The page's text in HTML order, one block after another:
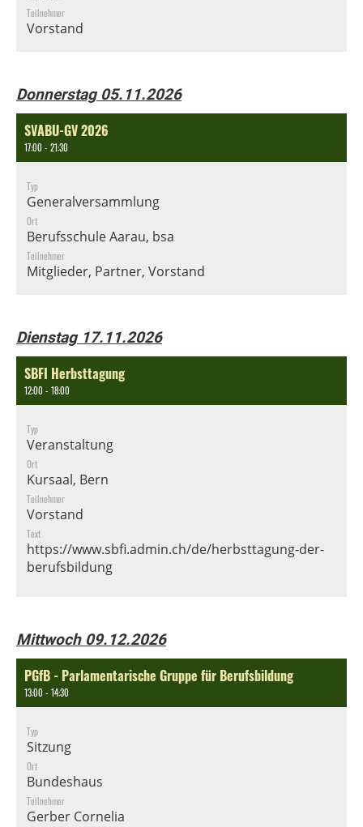
Teilnehmer
Vorstand
Donnerstag 05.11.2026
SVABU-GV 2026
17:00 - 21:30
Typ
Generalversammlung
Ort
Berufsschule Aarau, bsa
Teilnehmer
Mitglieder, Partner, Vorstand
Dienstag 17.11.2026
SBFI Herbsttagung
12:00 - 18:00
Typ
Veranstaltung
Ort
Kursaal, Bern
Teilnehmer
Vorstand
Text
https://www.sbfi.admin.ch/de/herbsttagung-der-
berufsbildung
Mittwoch 09.12.2026
PGfB - Parlamentarische Gruppe für Berufsbildung
13:00 - 14:30
Typ
Sitzung
Ort
Bundeshaus
Teilnehmer
Gerber Cornelia